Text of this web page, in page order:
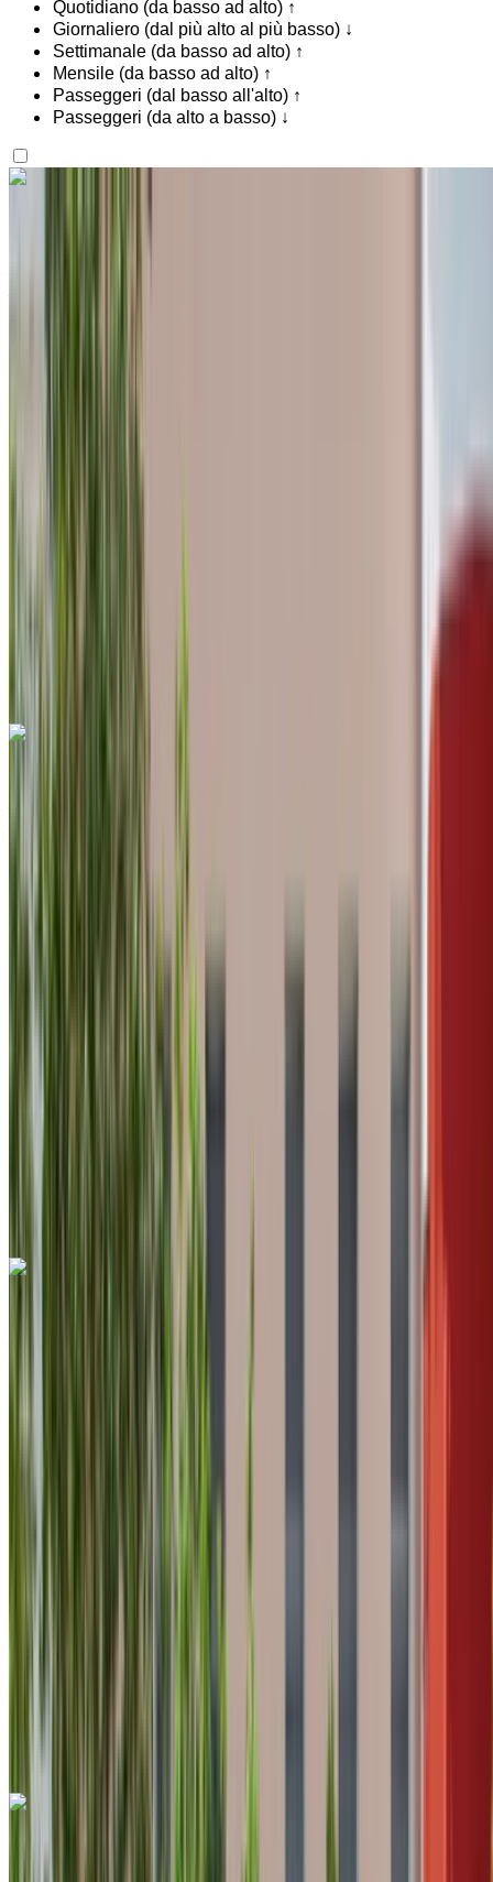
Quotidiano (da basso ad alto) ↑
Giornaliero (dal più alto al più basso) ↓
Settimanale (da basso ad alto) ↑
Mensile (da basso ad alto) ↑
Passeggeri (dal basso all'alto) ↑
Passeggeri (da alto a basso) ↓
Ti piace quello che vedi?
Aeroporto
MAD 8400
Aeroporto
internazionale di Tangeri, Tangier